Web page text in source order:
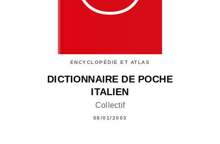
ENCYCLOPÉDIE ET ATLAS
DICTIONNAIRE DE POCHE
ITALIEN
Collectif
08/01/2003